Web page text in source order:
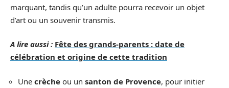
marquant, tandis qu’un adulte pourra recevoir un objet
d’art ou un souvenir transmis.
A lire aussi : Fête des grands-parents : date de
célébration et origine de cette tradition
Une crèche ou un santon de Provence, pour initier